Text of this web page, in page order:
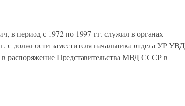
в период с 1972 по 1997 гг. служил в органах
с должности заместителя начальника отдела УР УВД
в распоряжение Представительства МВД СССР в